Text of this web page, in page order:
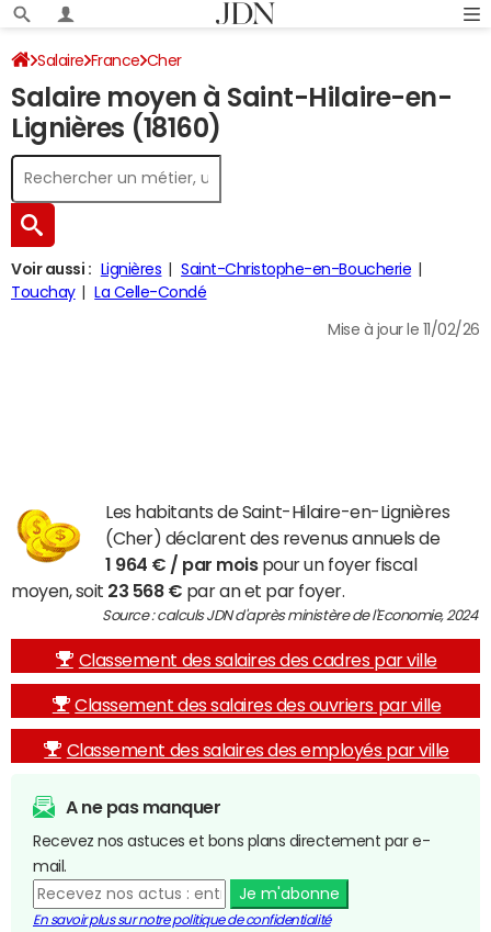
Salaire France Cher
Salaire moyen à Saint-Hilaire-en-
Lignières (18160)
Voir aussi : Lignières
Saint-Christophe-en-Boucherie
Touchay
La Celle-Condé
Mise à jour le 11/02/26
Les habitants de Saint-Hilaire-en-Lignières
(Cher) déclarent des revenus annuels de
1 964 € / par moispour un foyer fiscal
moyen, soit 23 568 € par an et par foyer.
Source : calculs JDN d'après ministère de l'Economie, 2024
Classement des salaires des cadres par ville
Classement des salaires des ouvriers par ville
Classement des salaires des employés par ville
A ne pas manquer
Recevez nos astuces et bons plans directement par e-
mail.
Je m'abonne
En savoir plus sur notre politique de confidentialité